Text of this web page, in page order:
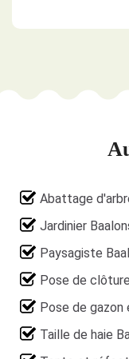
Abattage
Jardinier
Paysagiste
Pose de
Pose de gazon
Taille de haie